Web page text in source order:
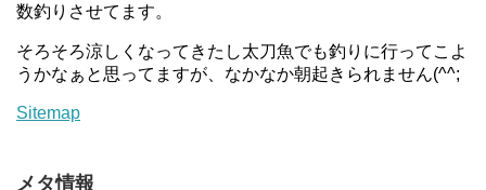
数釣りさせてます。
そろそろ涼しくなってきたし太刀魚でも釣りに行ってこよ
うかなぁと思ってますが、なかなか朝起きられません(^^;
Sitemap
メタ情報